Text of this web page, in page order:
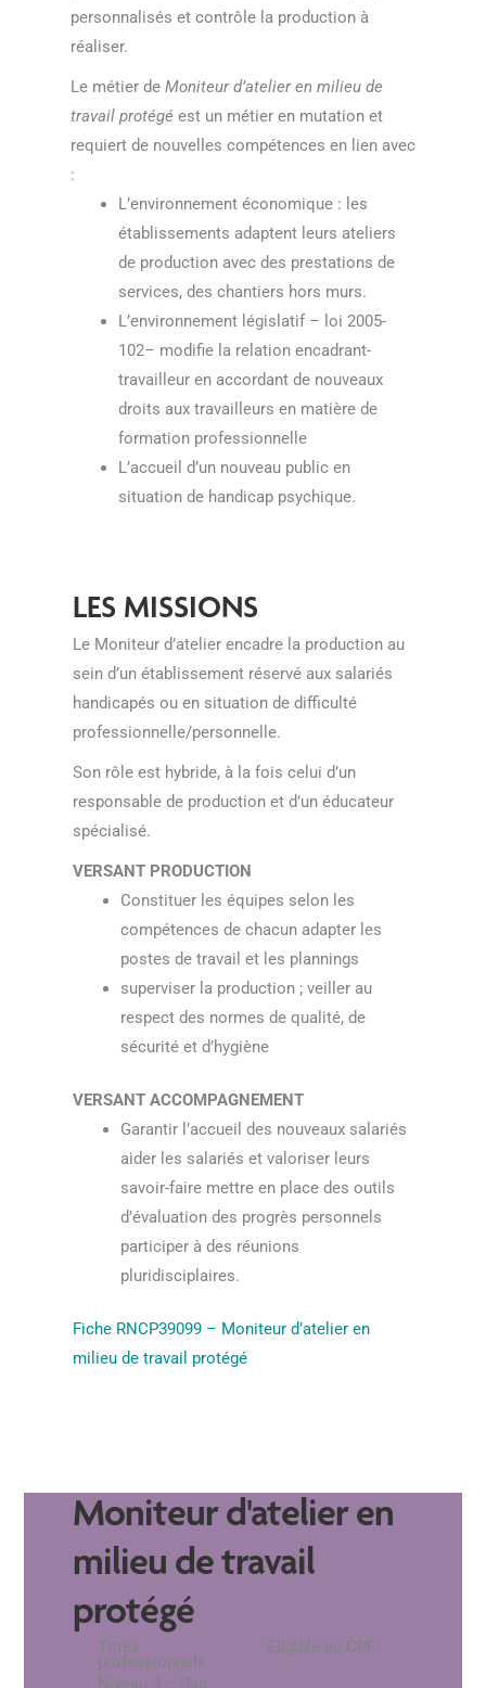
personnalisés et contrôle la production à
réaliser.
Le métier de Moniteur d’atelier en milieu de
travail protégé est un métier en mutation et
requiert de nouvelles compétences en lien avec
:
L’environnement économique : les
établissements adaptent leurs ateliers
de production avec des prestations de
services, des chantiers hors murs.
L’environnement législatif – loi 2005-
102– modifie la relation encadrant-
travailleur en accordant de nouveaux
droits aux travailleurs en matière de
formation professionnelle
L’accueil d’un nouveau public en
situation de handicap psychique.
LES MISSIONS
Le Moniteur d’atelier encadre la production au
sein d’un établissement réservé aux salariés
handicapés ou en situation de difficulté
professionnelle/personnelle.
Son rôle est hybride, à la fois celui d’un
responsable de production et d’un éducateur
spécialisé.
VERSANT PRODUCTION
Constituer les équipes selon les
compétences de chacun adapter les
postes de travail et les plannings
superviser la production ; veiller au
respect des normes de qualité, de
sécurité et d’hygiène
VERSANT ACCOMPAGNEMENT
Garantir l’accueil des nouveaux salariés
aider les salariés et valoriser leurs
savoir-faire mettre en place des outils
d’évaluation des progrès personnels
participer à des réunions
pluridisciplaires.
Fiche RNCP39099 – Moniteur d’atelier en
milieu de travail protégé
Moniteur d'atelier en
milieu de travail
protégé
Titres
professionnels
Niveau 4 – Bac
Eligible au CPF